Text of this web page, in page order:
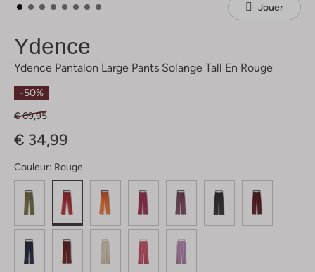
Jouer
Ydence
Ydence Pantalon Large Pants Solange Tall En Rouge
-50%
€ 69,95
€ 34,99
Couleur: Rouge